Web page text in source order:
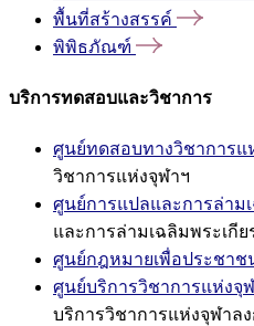
พื้นที่สร้างสรรค์
พิพิธภัณฑ์
บริการทดสอบและวิชาการ
ศูนย์ทดสอบทางวิชาการแ
วิชาการแห่งจุฬาฯ
ศูนย์การแปลและการล่าม
และการล่ามเฉลิมพระเกีย
ศูนย์กฎหมายเพื่อประชาช
ศูนย์บริการวิชาการแห่งจุ
บริการวิชาการแห่งจุฬาล